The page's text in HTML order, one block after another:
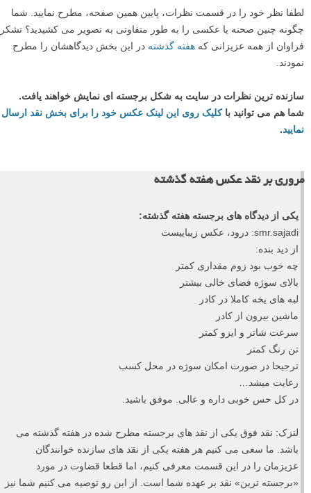
لطفا نظر خود را در قسمت نظرات، پایین همین صفحه، مطرح نمایید. شما
چگونه چنین صحنه یا عکسی را به طور متفاوتی به تصویر می کشیدید؟ تشکر
فراوان از همه عزیزانی که هفته گذشته در این بخش دیدگاهشان را مطرح
نمودند.
سازنده ترین نظرات در سایت به شکل برجسته ای نمایش خواهند یافت.
شما هم می توانید باکلیک روی این لینک عکس خود را برای بخش نقد ارسال
نمایید.
مروری بر نقد عکس هفته گذشته
یکی از دیدگاه های برجسته هفته گذشته:
smr.sajadi: درود، عکس زیباییست
از دید بنده:
چه خوب بود زوم مقداری کمتر
بالای سوژه فضای خالی بیشتر
لبه های یخه کاملا در کادر
ماشین بیرون از کادر
سرعت شاتر و ایزو کمتر
تن رنگ کمتر
ترجیحا در صورت امکان سوژه در محل کسب
رعایت میشد…
در کل حس خوبی داره و عالی. موفق باشید.
لنزک: نقد فوق یکی از نقد های برجسته مطرح شده در هفته گذشته می
باشد. ما سعی می کنیم هر هفته یکی از نقد های سازنده خوانندگان
عزیزمان را در این قسمت معرفی کنیم، اما قطعا قضاوت در مورد
«برجسته ترین» نقد بر عهده شما است. از این رو توصیه می کنیم شما نیز